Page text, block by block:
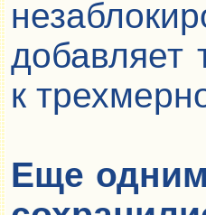
добавляет
к
Еще одним